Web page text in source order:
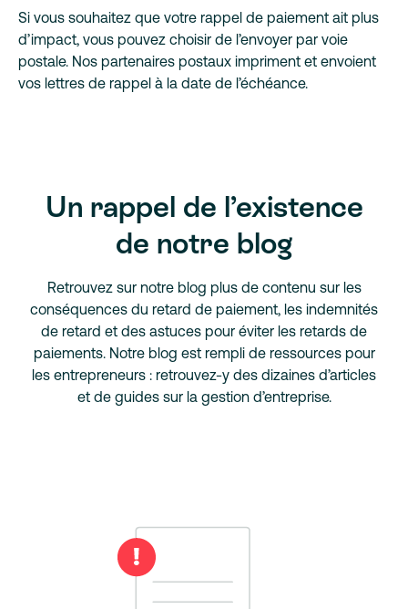
Si vous souhaitez que votre rappel de paiement ait plus
d’impact, vous pouvez choisir de l’envoyer par voie
postale. Nos partenaires postaux impriment et envoient
vos lettres de rappel à la date de l’échéance.
Un rappel de l’existence
de notre blog
Retrouvez sur notre blog plus de contenu sur les
conséquences du retard de paiement, les indemnités
de retard et des astuces pour éviter les retards de
paiements. Notre blog est rempli de ressources pour
les entrepreneurs : retrouvez-y des dizaines d’articles
et de guides sur la gestion d’entreprise.